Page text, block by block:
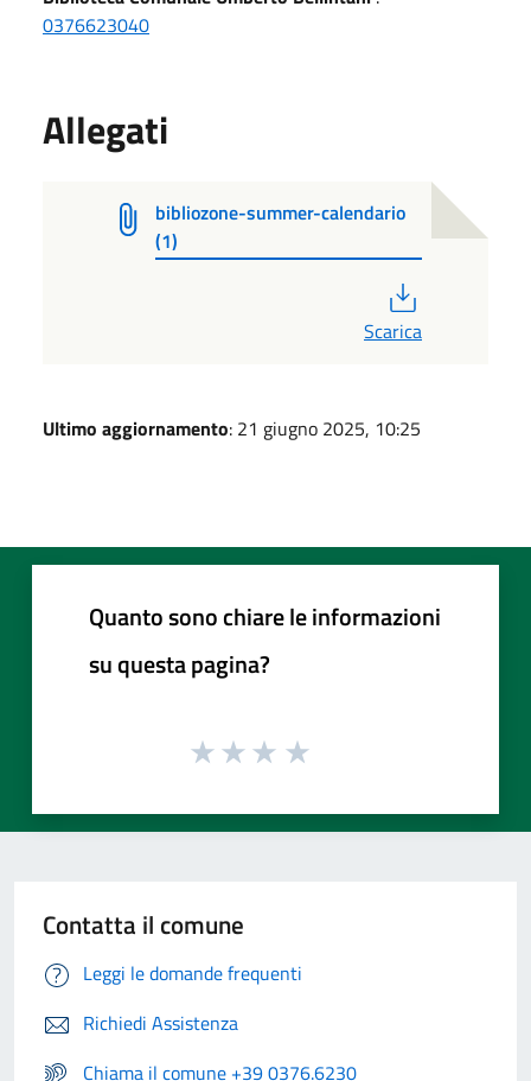
0376623040
Allegati
bibliozone-summer-calendario
(1)
Scarica
Ultimo aggiornamento: 21 giugno 2025, 10:25
Quanto sono chiare le informazioni
su questa pagina?
Contatta il comune
Leggi le domande frequenti
Richiedi Assistenza
Chiama il comune +39 0376.6230